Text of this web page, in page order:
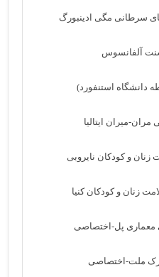
سرطانی مگی ادینبورگ
سنت آلفانسوس
دانشگاه استنفورد)
میران ایتالیا
و کودکان نایروبی
زنان و کودکان کنیا
معماری پل-اختصاصی
ملت-اختصاصی